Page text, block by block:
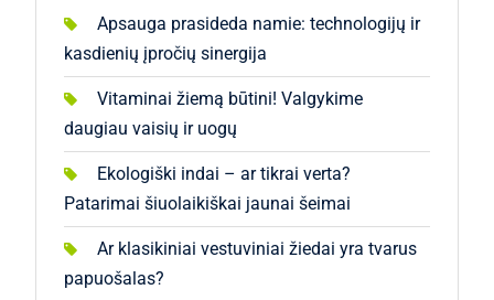
Apsauga prasideda namie: technologijų ir
kasdienių įpročių sinergija
Vitaminai žiemą būtini! Valgykime
daugiau vaisių ir uogų
Ekologiški indai – ar tikrai verta?
Patarimai šiuolaikiškai jaunai šeimai
Ar klasikiniai vestuviniai žiedai yra tvarus
papuošalas?